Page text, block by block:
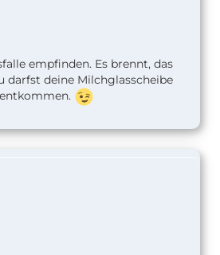
empfinden. Es brennt, das
darfst deine Milchglasscheibe